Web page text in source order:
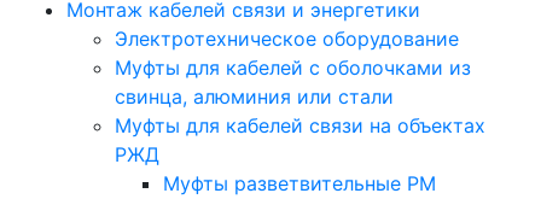
Монтаж кабелей связи и энергетики
Электротехническое оборудование
Муфты для кабелей с оболочками из
свинца, алюминия или стали
Муфты для кабелей связи на объектах
РЖД
Муфты разветвительные РМ